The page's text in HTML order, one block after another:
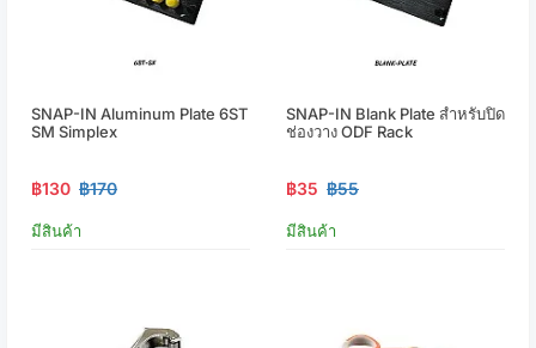
SNAP-IN Aluminum Plate 6ST
SM Simplex
฿130 ฿170
มีสินค้า
SNAP-IN Blank Plate สำหรับปิด
ช่องวาง ODF Rack
฿35 ฿55
มีสินค้า